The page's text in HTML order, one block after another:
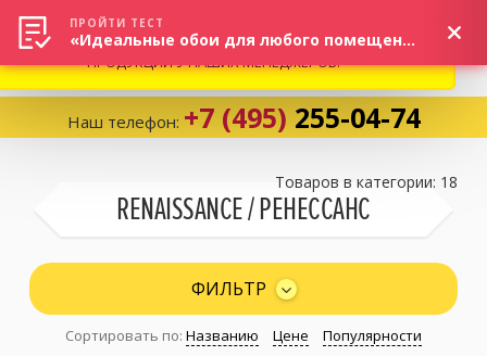
Избранное:0 товаров
Каталог
Наш телефон: +7 (495) 255-04-74
RENAISSANCE / РЕНЕССАНС
Товаров в категории: 18
ФИЛЬТР
Сортировать по: Названию Цене Популярности
ВНИМАНИЕ! В СВЯЗИ С СИТУАЦИЕЙ НА РЫНКЕ, ПРОСИМ
УТОЧНЯТЬ АКТУАЛЬНУЮ СТОИМОСТЬ И НАЛИЧИЕ
ПРОДУКЦИИ У НАШИХ МЕНЕДЖЕРОВ.
ПРОЙТИ ТЕСТ
«Идеальные обои для любого помещения!»